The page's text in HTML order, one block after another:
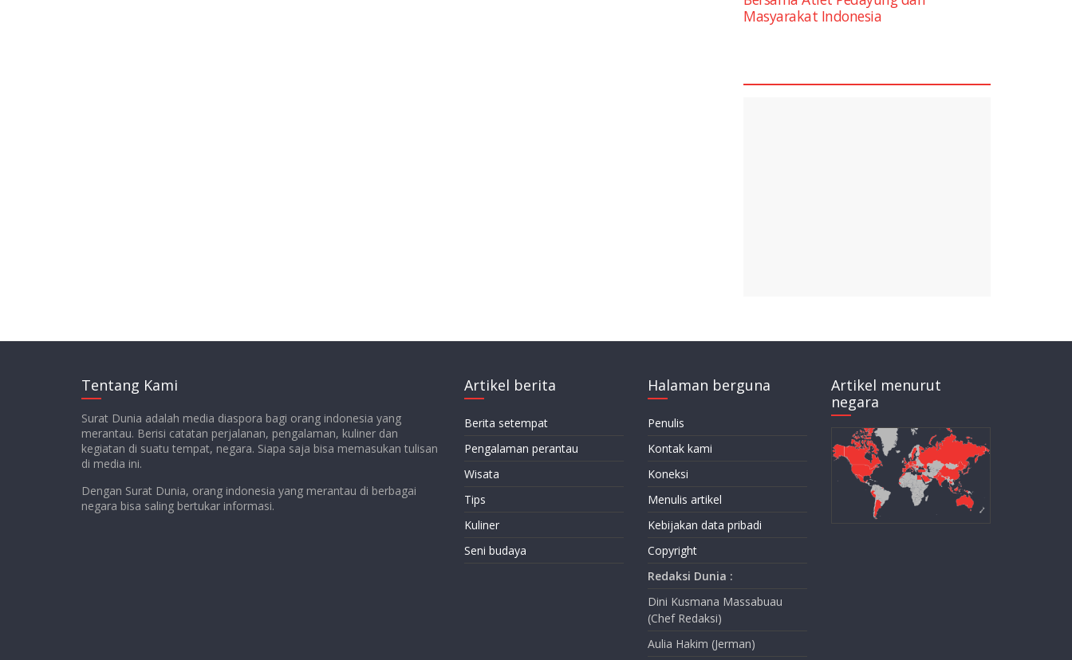
Masyarakat Indonesia
Tentang Kami
Surat Dunia adalah media diaspora bagi orang indonesia yang
merantau. Berisi catatan perjalanan, pengalaman, kuliner dan
kegiatan di suatu tempat, negara. Siapa saja bisa memasukan tulisan
di media ini.
Dengan Surat Dunia, orang indonesia yang merantau di berbagai
negara bisa saling bertukar informasi.
Artikel berita
Berita setempat
Pengalaman perantau
Wisata
Tips
Kuliner
Seni budaya
Halaman berguna
Penulis
Kontak kami
Koneksi
Menulis artikel
Kebijakan data pribadi
Copyright
Redaksi Dunia :
Dini Kusmana Massabuau
(Chef Redaksi)
Aulia Hakim (Jerman)
Artikel menurut
negara